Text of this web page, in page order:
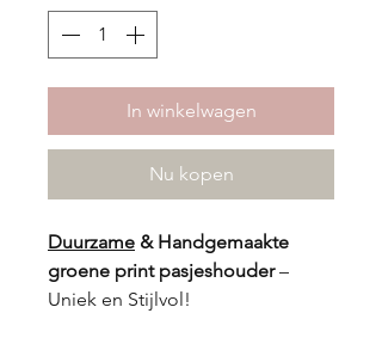
In winkelwagen
Nu kopen
Duurzame & Handgemaakte
groene print pasjeshouder–
Uniek en Stijlvol!